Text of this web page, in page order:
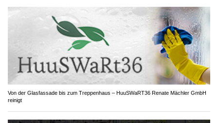
Von der Glasfassade bis zum Treppenhaus – HuuSWaRT36 Renate Mächler GmbH
reinigt